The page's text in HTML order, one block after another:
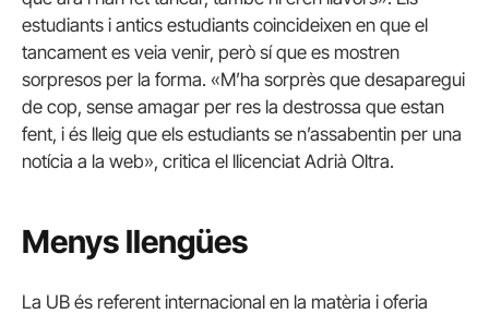
estudiants i antics estudiants coincideixen en que el
tancament es veia venir, però sí que es mostren
sorpresos per la forma. «M’ha sorprès que desaparegui
de cop, sense amagar per res la destrossa que estan
fent, i és lleig que els estudiants se n’assabentin per una
notícia a la web», critica el llicenciat Adrià Oltra.
Menys llengües
La UB és referent internacional en la matèria i oferia